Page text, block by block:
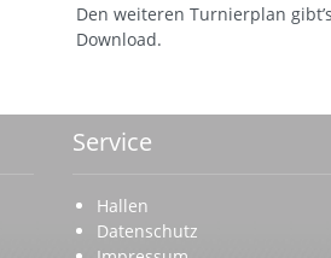
Den weiteren Turnierplan gibt’s
Download.
Service
Hallen
Datenschutz